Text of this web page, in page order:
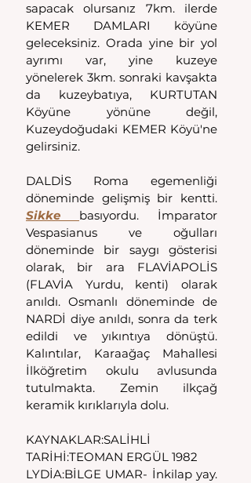
sapacak olursanız 7km. ilerde
KEMER DAMLARI köyüne
geleceksiniz. Orada yine bir yol
ayrımı var, yine kuzeye
yönelerek 3km. sonraki kavşakta
da kuzeybatıya, KURTUTAN
Köyüne yönüne değil,
Kuzeydoğudaki KEMER Köyü'ne
gelirsiniz.
DALDİS Roma egemenliği
Sikke basıyordu. İmparator
Vespasianus ve oğulları
döneminde bir saygı gösterisi
olarak, bir ara FLAVİAPOLİS
(FLAVİA Yurdu, kenti) olarak
anıldı. Osmanlı döneminde de
NARDİ diye anıldı, sonra da terk
edildi ve yıkıntıya dönüştü.
Kalıntılar, Karaağaç Mahallesi
İlköğretim okulu avlusunda
tutulmakta. Zemin ilkçağ
keramik kırıklarıyla dolu.
KAYNAKLAR:SALİHLİ
TARİHİ:TEOMAN ERGÜL 1982
LYDİA:BİLGE UMAR- İnkilap yay.